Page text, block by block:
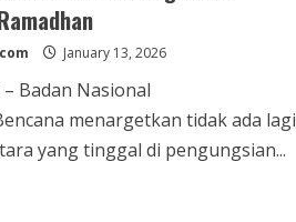
January 13, 2026
– Badan Nasional
menargetkan tidak ada lagi
yang tinggal di pengungsian...